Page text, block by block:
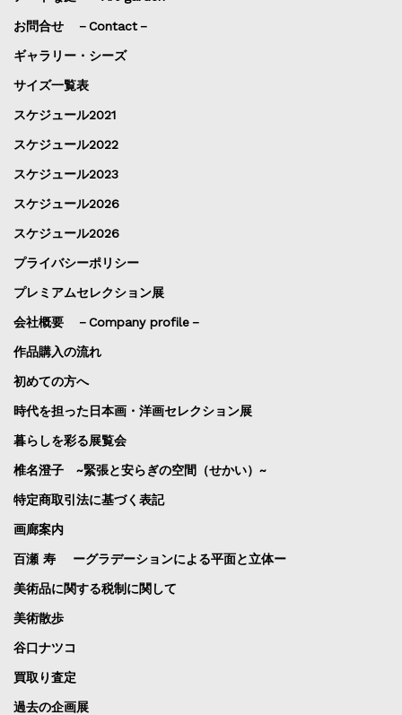
お問合せ －Contact－
ギャラリー・シーズ
サイズ一覧表
スケジュール2021
スケジュール2022
スケジュール2023
スケジュール2026
スケジュール2026
プライバシーポリシー
プレミアムセレクション展
会社概要 －Company profile－
作品購入の流れ
初めての方へ
時代を担った日本画・洋画セレクション展
暮らしを彩る展覧会
椎名澄子 ~緊張と安らぎの空間（せかい）~
特定商取引法に基づく表記
画廊案内
百瀬 寿 ーグラデーションによる平面と立体ー
美術品に関する税制に関して
美術散歩
谷口ナツコ
買取り査定
過去の企画展